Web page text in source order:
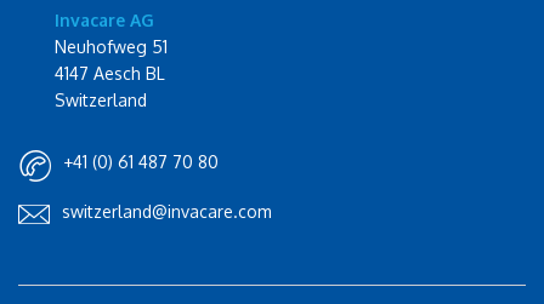
Invacare AG
Neuhofweg 51
4147 Aesch BL
Switzerland
+41 (0) 61 487 70 80
switzerland@invacare.com